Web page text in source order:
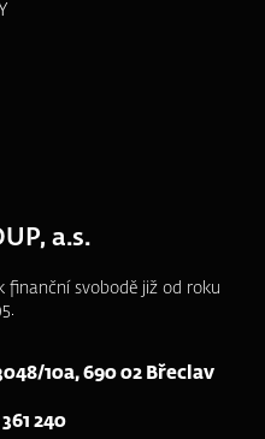
a.s.
finanční svobodě již od roku
10a, 690 02 Břeclav
240